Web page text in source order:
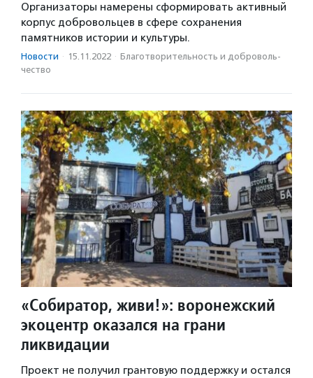
Организаторы намерены сформировать активный
корпус добровольцев в сфере сохранения
памятников истории и культуры.
Новости · 15.11.2022 · Благотвори­тель­ность и доброволь­
чест­во
«Собиратор, живи!»: воронежский
экоцентр оказался на грани
ликвидации
Проект не получил грантовую поддержку и остался